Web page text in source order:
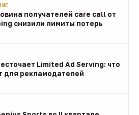
получателей care call от
снизили лимиты потерь
Limited Ad Serving: что
для рекламодателей